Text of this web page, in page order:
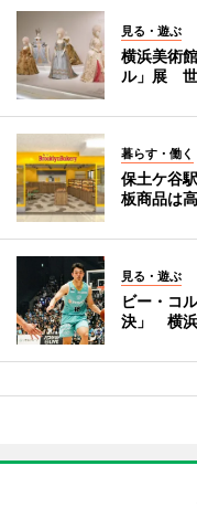
見る・遊ぶ
横浜美術
ル」展 世
暮らす・働く
保土ケ谷
板商品は
見る・遊ぶ
ビー・コ
決」 横浜